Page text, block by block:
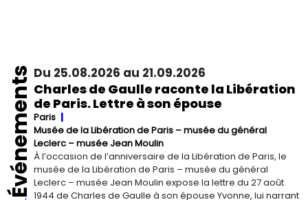
ÉvénementsDu 25.08.2026 au 21.09.2026
Charles de Gaulle raconte la Libération
de Paris. Lettre à son épouse
Paris
Musée de la Libération de Paris – musée du général
Leclerc – musée Jean Moulin
À l’occasion de l’anniversaire de la Libération de Paris, le
musée de la Libération de Paris – musée du général
Leclerc – musée Jean Moulin expose la lettre du 27 août
1944 de Charles de Gaulle à son épouse Yvonne, lui narrant